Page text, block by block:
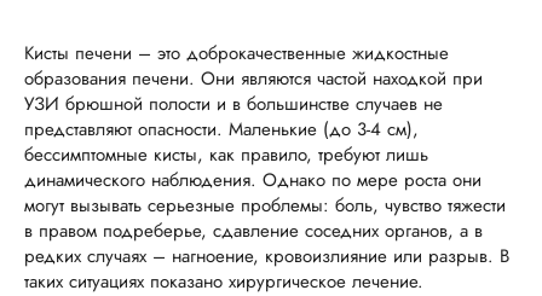
Кисты печени – это доброкачественные жидкостные
образования печени. Они являются частой находкой при
УЗИ брюшной полости и в большинстве случаев не
представляют опасности. Маленькие (до 3-4 см),
бессимптомные кисты, как правило, требуют лишь
динамического наблюдения. Однако по мере роста они
могут вызывать серьезные проблемы: боль, чувство тяжести
в правом подреберье, сдавление соседних органов, а в
редких случаях – нагноение, кровоизлияние или разрыв. В
таких ситуациях показано хирургическое лечение.